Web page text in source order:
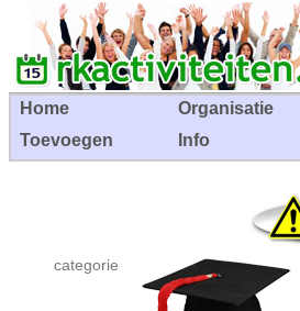
Home Organisatie
Toevoegen
Info
categorie